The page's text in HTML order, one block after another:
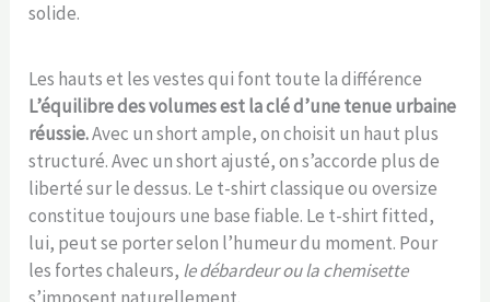
solide.
Les hauts et les vestes qui font toute la différence
L’équilibre des volumes est la clé d’une tenue urbaine
réussie.Avec un short ample, on choisit un haut plus
structuré. Avec un short ajusté, on s’accorde plus de
liberté sur le dessus. Le t-shirt classique ou oversize
constitue toujours une base fiable. Le t-shirt fitted,
lui, peut se porter selon l’humeur du moment. Pour
les fortes chaleurs, le débardeur ou la chemisette